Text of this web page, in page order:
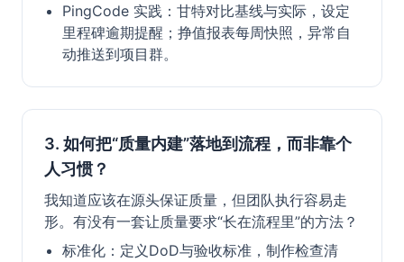
PingCode 实践：甘特对比基线与实际，设定
里程碑逾期提醒；挣值报表每周快照，异常自
动推送到项目群。
3. 如何把“质量内建”落地到流程，而非靠个
人习惯？
我知道应该在源头保证质量，但团队执行容易走
形。有没有一套让质量要求“长在流程里”的方法？
标准化：定义DoD与验收标准，制作检查清